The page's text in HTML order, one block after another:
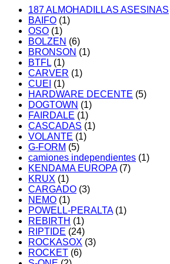
187 ALMOHADILLAS ASESINAS
BAIFO (1)
OSO (1)
BOLZEN (6)
BRONSON (1)
BTFL (1)
CARVER (1)
CUEI (1)
HARDWARE DECENTE (5)
DOGTOWN (1)
FAIRDALE (1)
CASCADAS (1)
VOLANTE (1)
G-FORM (5)
camiones independientes (1)
KENDAMA EUROPA (7)
KRUX (1)
CARGADO (3)
NEMO (1)
POWELL-PERALTA (1)
REBIRTH (1)
RIPTIDE (24)
ROCKASOX (3)
ROCKET (6)